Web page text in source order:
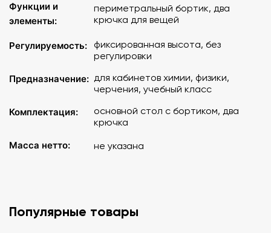
Функции и
элементы:
периметральный бортик, два
крючка для вещей
Регулируемость:
фиксированная высота, без
регулировки
Предназначение: для кабинетов химии, физики,
черчения, учебный класс
Комплектация:
основной стол с бортиком, два
крючка
Масса нетто:
не указана
Популярные товары